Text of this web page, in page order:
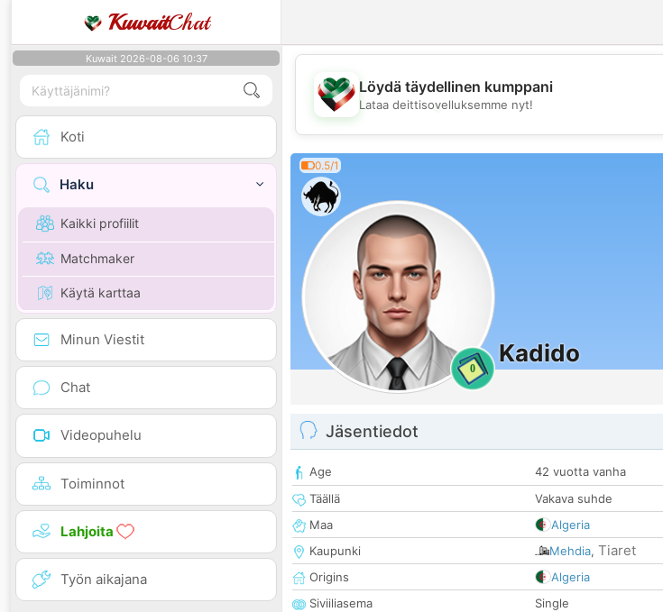
KuwaitChat
Kuwait 2026-08-06 10:37
Koti
Haku
Kaikki profiilit
Matchmaker
Käytä karttaa
Minun Viestit
Chat
Videopuhelu
Toiminnot
Lahjoita
Työn aikajana
💖
Löydä täydellinen kumppani
Lataa deittisovelluksemme nyt!
0.5/1
0
Kadido
Jäsentiedot
Age
42 vuotta vanha
Täällä
Vakava suhde
Maa
Algeria
Kaupunki
Mehdia, Tiaret
Origins
Algeria
Siviiliasema
Single